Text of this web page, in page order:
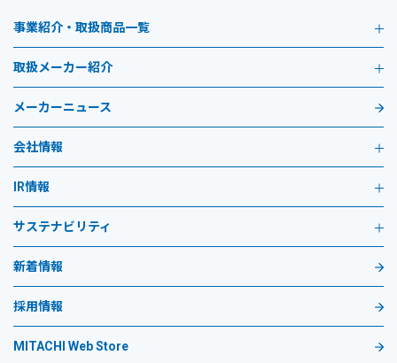
事業紹介・取扱商品一覧
取扱メーカー紹介
メーカーニュース
会社情報
IR情報
サステナビリティ
新着情報
採用情報
MITACHI Web Store